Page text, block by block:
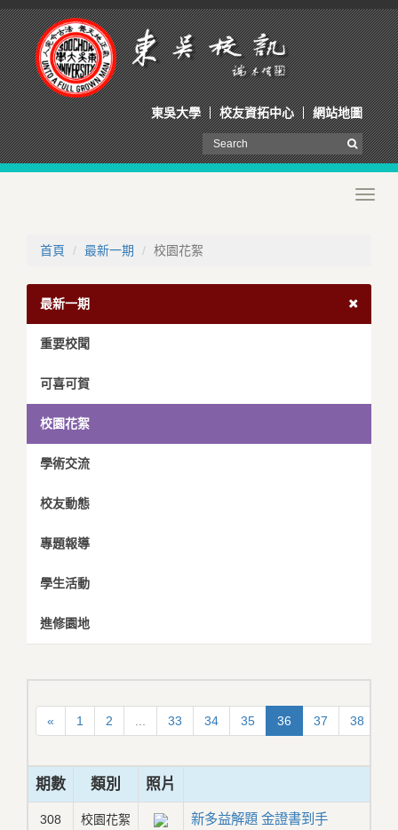
東吳大學 校友資拓中心 網站地圖
首頁 最新一期 校園花絮
最新一期
重要校聞
可喜可賀
校園花絮
學術交流
校友動態
專題報導
學生活動
進修園地
« 1 2 33 34 35 36 37 38
期數 類別 照片
308 校園花絮 新多益解題 金證書到手